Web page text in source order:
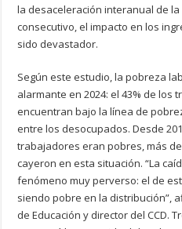
la desaceleración interanual de
consecutivo, el impacto en los
sido devastador.
Según este estudio, la pobreza
alarmante en 2024: el 43% de los
encuentran bajo la línea de
entre los desocupados. Desde
trabajadores eran pobres, más
cayeron en esta situación. “La
fenómeno muy perverso: el de
siendo pobre en la distribución”,
de Educación y director del CCD.